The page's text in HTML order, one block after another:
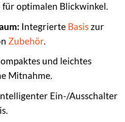
für optimalen Blickwinkel.
Integrierte Basiszur
Zubehör.
und leichtes
Mitnahme.
Ein-/Ausschalter